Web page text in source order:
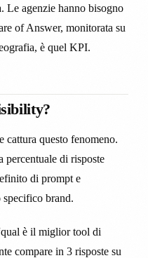
Le agenzie hanno bisogno
of Answer, monitorata su
è quel KPI.
cattura questo fenomeno.
di risposte
di prompt e
specifico brand.
è il miglior tool di
compare in 3 risposte su